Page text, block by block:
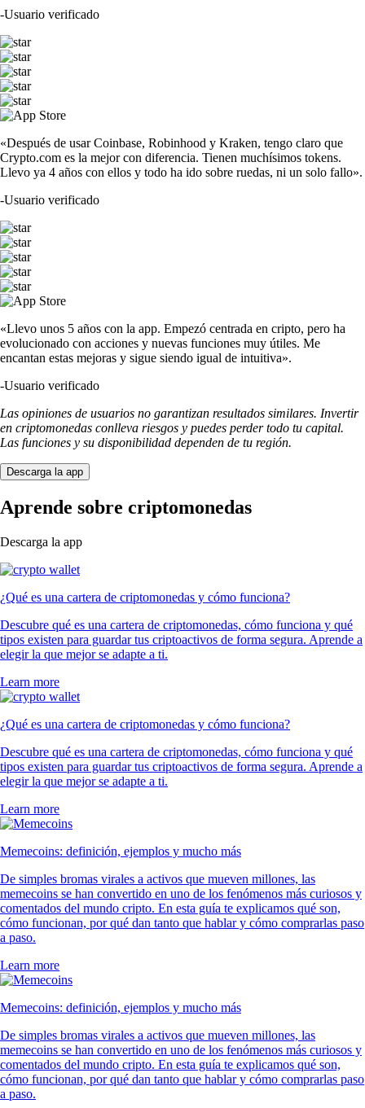
-Usuario verificado
«Después de usar Coinbase, Robinhood y Kraken, tengo claro que
Crypto.com es la mejor con diferencia. Tienen muchísimos tokens.
Llevo ya 4 años con ellos y todo ha ido sobre ruedas, ni un solo fallo».
-Usuario verificado
«Llevo unos 5 años con la app. Empezó centrada en cripto, pero ha
evolucionado con acciones y nuevas funciones muy útiles. Me
encantan estas mejoras y sigue siendo igual de intuitiva».
-Usuario verificado
Las opiniones de usuarios no garantizan resultados similares. Invertir
en criptomonedas conlleva riesgos y puedes perder todo tu capital.
Las funciones y su disponibilidad dependen de tu región.
Descarga la app
Aprende sobre criptomonedas
Descarga la app
¿Qué es una cartera de criptomonedas y cómo funciona?
Descubre qué es una cartera de criptomonedas, cómo funciona y qué
tipos existen para guardar tus criptoactivos de forma segura. Aprende a
elegir la que mejor se adapte a ti.
Learn more
¿Qué es una cartera de criptomonedas y cómo funciona?
Descubre qué es una cartera de criptomonedas, cómo funciona y qué
tipos existen para guardar tus criptoactivos de forma segura. Aprende a
elegir la que mejor se adapte a ti.
Learn more
Memecoins: definición, ejemplos y mucho más
De simples bromas virales a activos que mueven millones, las
memecoins se han convertido en uno de los fenómenos más curiosos y
comentados del mundo cripto. En esta guía te explicamos qué son,
cómo funcionan, por qué dan tanto que hablar y cómo comprarlas paso
a paso.
Learn more
Memecoins: definición, ejemplos y mucho más
De simples bromas virales a activos que mueven millones, las
memecoins se han convertido en uno de los fenómenos más curiosos y
comentados del mundo cripto. En esta guía te explicamos qué son,
cómo funcionan, por qué dan tanto que hablar y cómo comprarlas paso
a paso.